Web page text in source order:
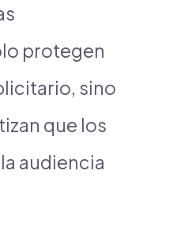
protegen
sino
que los
audiencia